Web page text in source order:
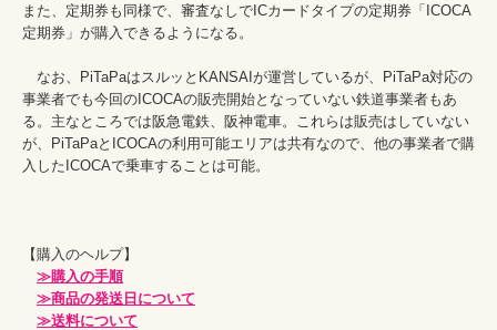
また、定期券も同様で、審査なしでICカードタイプの定期券「ICOCA
定期券」が購入できるようになる。
なお、PiTaPaはスルッとKANSAIが運営しているが、PiTaPa対応の
事業者でも今回のICOCAの販売開始となっていない鉄道事業者もあ
る。主なところでは阪急電鉄、阪神電車。これらは販売はしていない
が、PiTaPaとICOCAの利用可能エリアは共有なので、他の事業者で購
入したICOCAで乗車することは可能。
【購入のヘルプ】
≫購入の手順
≫商品の発送日について
≫送料について